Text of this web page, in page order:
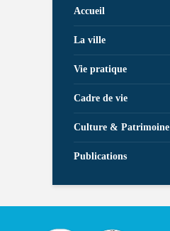
Accueil
La ville
Vie pratique
Cadre de vie
Culture & Patrimoine
Publications